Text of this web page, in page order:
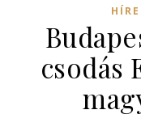
csodás